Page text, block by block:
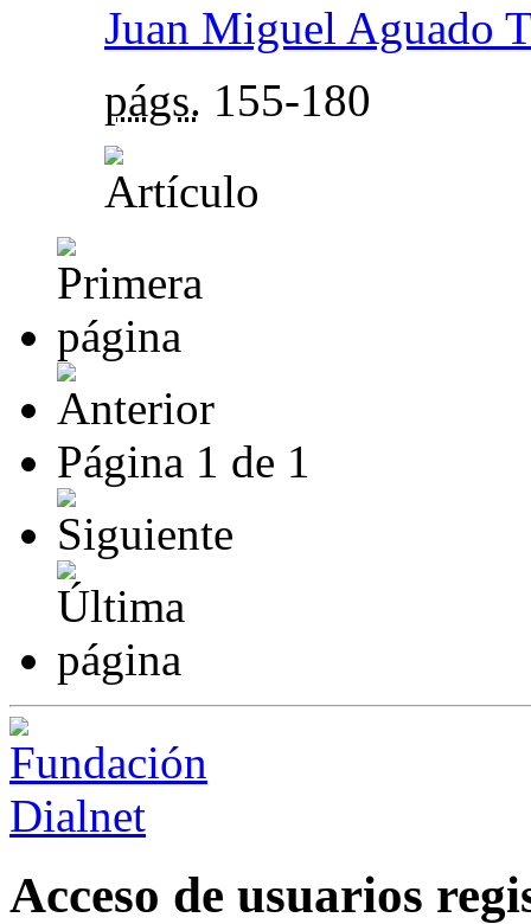
Juan Miguel Aguado
págs. 155-180
Página 1 de 1
Acceso de usuarios